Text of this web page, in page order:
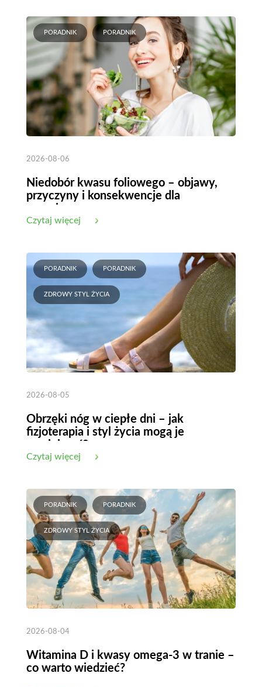
PORADNIK PORADNIK
2026-08-06
Niedobór kwasu foliowego – objawy,
przyczyny i konsekwencje dla
organizmu
Czytaj więcej
PORADNIK PORADNIK
ZDROWY STYL ŻYCIA
2026-08-05
Obrzęki nóg w ciepłe dni – jak
fizjoterapia i styl życia mogą je
zmniejszyć?
Czytaj więcej
PORADNIK PORADNIK
ZDROWY STYL ŻYCIA
2026-08-04
Witamina D i kwasy omega-3 w tranie –
co warto wiedzieć?